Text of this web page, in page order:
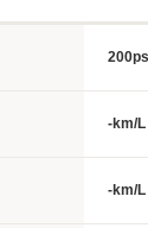
200ps
-km/L
-km/L